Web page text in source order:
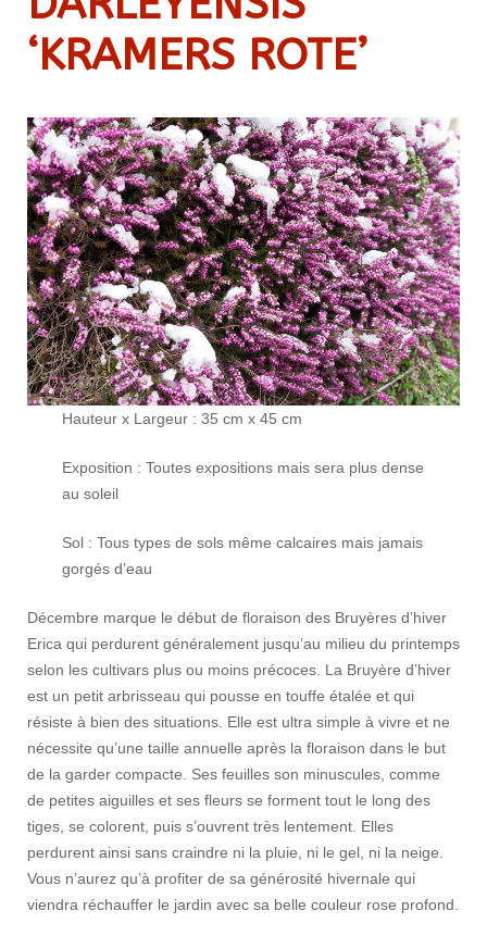
‘KRAMERS ROTE’
Hauteur x Largeur : 35 cm x 45 cm
Exposition : Toutes expositions mais sera plus dense
au soleil
Sol : Tous types de sols même calcaires mais jamais
gorgés d’eau
Décembre marque le début de floraison des Bruyères d’hiver
Erica qui perdurent généralement jusqu’au milieu du printemps
selon les cultivars plus ou moins précoces. La Bruyère d’hiver
est un petit arbrisseau qui pousse en touffe étalée et qui
résiste à bien des situations. Elle est ultra simple à vivre et ne
nécessite qu’une taille annuelle après la floraison dans le but
de la garder compacte. Ses feuilles son minuscules, comme
de petites aiguilles et ses fleurs se forment tout le long des
tiges, se colorent, puis s’ouvrent très lentement. Elles
perdurent ainsi sans craindre ni la pluie, ni le gel, ni la neige.
Vous n’aurez qu’à profiter de sa générosité hivernale qui
viendra réchauffer le jardin avec sa belle couleur rose profond.